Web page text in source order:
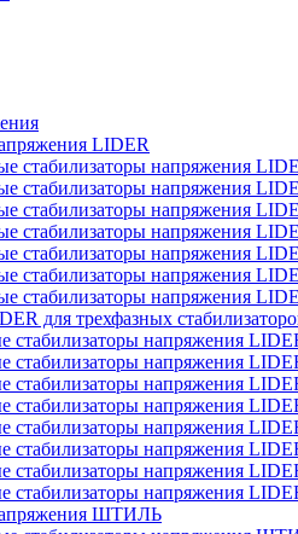
LIDER
стабилизаторы напряжения
стабилизаторы напряжения
стабилизаторы напряжения
стабилизаторы напряжения
стабилизаторы напряжения
стабилизаторы напряжения
стабилизаторы напряжения
для трехфазных
стабилизаторы напряжения
стабилизаторы напряжения
стабилизаторы напряжения
стабилизаторы напряжения
стабилизаторы напряжения
стабилизаторы напряжения
стабилизаторы напряжения
стабилизаторы напряжения
ШТИЛЬ